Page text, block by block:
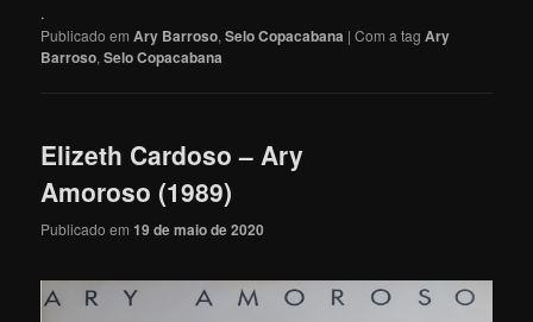
.
Publicado em Ary Barroso,Selo Copacabana |Com a tagAry
Barroso,Selo Copacabana
Elizeth Cardoso – Ary
Amoroso (1989)
Publicado em19 de maio de 2020